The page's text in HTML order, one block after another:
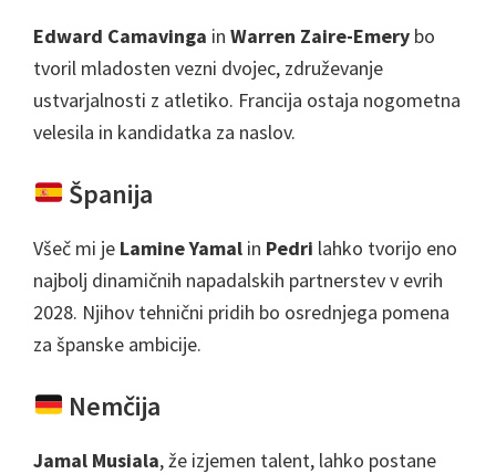
Edward Camavinga in Warren Zaire-Emery bo
tvoril mladosten vezni dvojec, združevanje
ustvarjalnosti z atletiko. Francija ostaja nogometna
velesila in kandidatka za naslov.
Španija
Všeč mi je Lamine Yamal in Pedri lahko tvorijo eno
najbolj dinamičnih napadalskih partnerstev v evrih
2028. Njihov tehnični pridih bo osrednjega pomena
za španske ambicije.
Nemčija
Jamal Musiala, že izjemen talent, lahko postane